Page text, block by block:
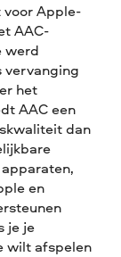
Apple-
AAC-
werd
vervanging
het
AAC een
dan
en
je je
wilt afspelen